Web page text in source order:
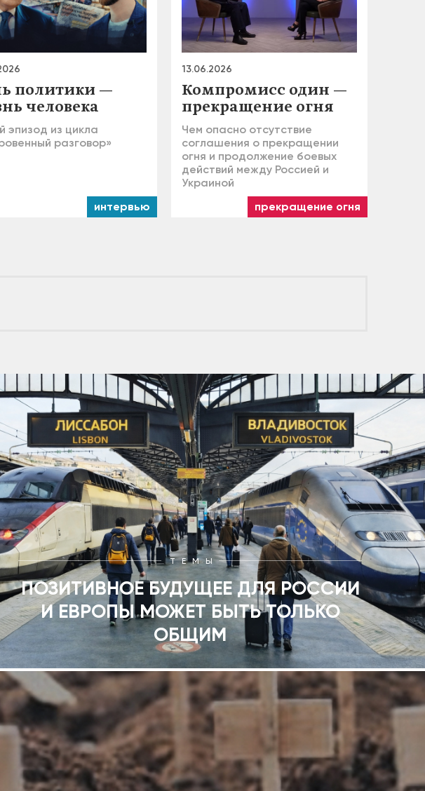
политики —
человека
эпизод из цикла
разговор»
интервью
13.06.2026
Компромисс один —
прекращение огня
Чем опасно отсутствие
соглашения о прекращении
огня и продолжение боевых
действий между Россией и
Украиной
прекращение огня
ТЕМЫ
ПОЗИТИВНОЕ БУДУЩЕЕ ДЛЯ РОССИИ
И ЕВРОПЫ МОЖЕТ БЫТЬ ТОЛЬКО
ОБЩИМ